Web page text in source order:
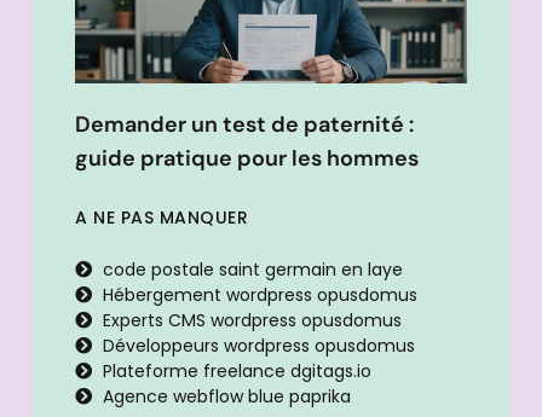
Demander un test de paternité :
guide pratique pour les hommes
A NE PAS MANQUER
code postale saint germain en laye
Hébergement wordpress opusdomus
Experts CMS wordpress opusdomus
Développeurs wordpress opusdomus
Plateforme freelance dgitags.io
Agence webflow blue paprika